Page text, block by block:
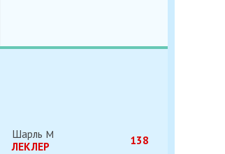
Шарль
ЛЕКЛЕР
138